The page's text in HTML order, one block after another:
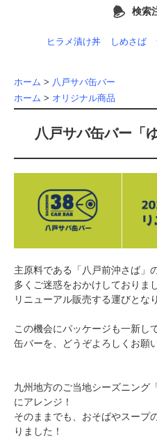
検索
ヒラメ漬け丼 しめさば
ホーム > 八戸サバ缶バー
ホーム > オリジナル商品
八戸サバ缶バー「
主原料である「八戸前沖さば」
多くご迷惑をおかけしておりま
リニューアル販売する運びとな
この機会にパッケージも一新し
缶バーを、どうぞよろしくお願
九州地方のご当地シーズニング
にアレンジ！
そのままでも、おそばやスープ
りました！